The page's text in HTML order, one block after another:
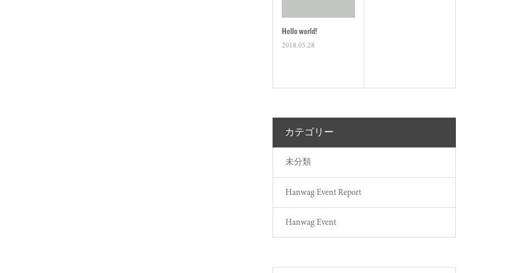
Hello world!
2018.05.28
カテゴリー
未分類
Hanwag Event Report
Hanwag Event